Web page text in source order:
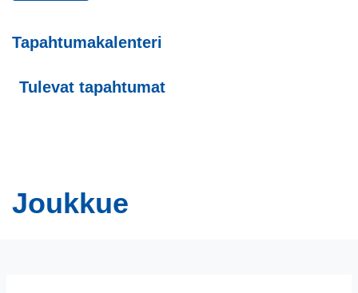
Tapahtumakalenteri
Tulevat tapahtumat
Joukkue